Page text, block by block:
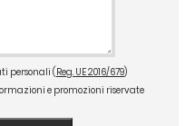
personali ( Reg. UE 2016/679)
e promozioni riservate